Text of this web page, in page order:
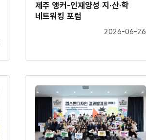
제주 앵커-인재양성 지·산·학
네트워킹 포럼
2026-06-26